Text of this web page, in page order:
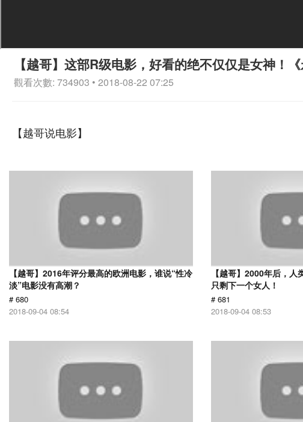
【越哥】这部R级电影，好看的绝不仅仅是女神！《
觀看次數: 734903 • 2018-08-22 07:25
【越哥说电影】
【越哥】2016年评分最高的欧洲电影，谁说“性冷
淡”电影没有高潮？
# 680
2018-09-04 08:54
【越哥】2000年后，
只剩下一个女人！
# 681
2018-09-04 08:53